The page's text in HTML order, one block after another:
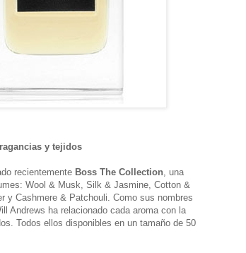
y tejidos
recientemente Boss The Collection , una
Wool & Musk, Silk & Jasmine, Cotton &
y Cashmere & Patchouli. Como sus nombres
Andrews ha relacionado cada aroma con la
Todos ellos disponibles en un tamaño de 50